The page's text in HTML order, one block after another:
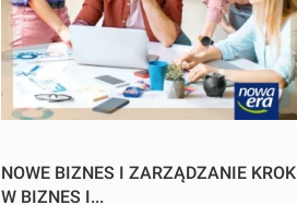
NOWE BIZNES I ZARZĄDZANIE KROK
W BIZNES I...